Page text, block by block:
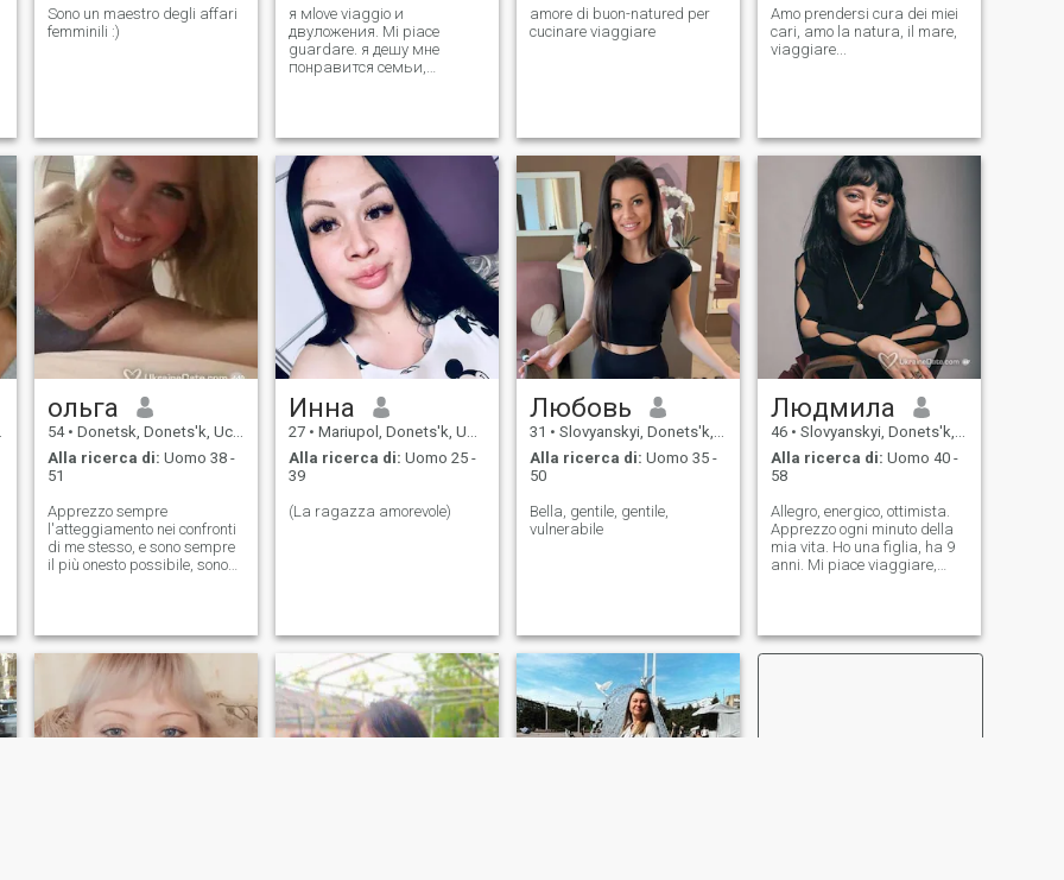
Sono un maestro degli affari
femminili :)
я мlove viaggio и
двуложения. Mi piace
guardare. я дешу мне
понравится семьи,
amore di buon-natured per
cucinare viaggiare
Amo prendersi cura dei miei
cari, amo la natura, il mare,
viaggiare...
ольга
54 • Donetsk, Donets'k, Ucraina
Alla ricerca di: Uomo 38 -
51
Apprezzo sempre
l'atteggiamento nei confronti
di me stesso, e sono sempre
il più onesto possibile, sono
purtroppo non c'è nessuno
vicino a me ora
Инна
27 • Mariupol, Donets'k, Ucraina
Alla ricerca di: Uomo 25 -
39
(La ragazza amorevole)
Любовь
31 • Slovyanskyi, Donets'k, Ucraina
Alla ricerca di: Uomo 35 -
50
Bella, gentile, gentile,
vulnerabile
Людмила
46 • Slovyanskyi, Donets'k, Ucraina
Alla ricerca di: Uomo 40 -
58
Allegro, energico, ottimista.
Apprezzo ogni minuto della
mia vita. Ho una figlia, ha 9
anni. Mi piace viaggiare,